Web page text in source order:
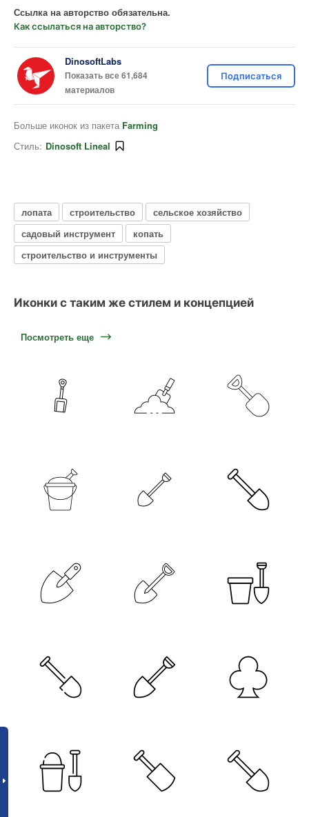
Ссылка на авторство обязательна.
Как ссылаться на авторство?
DinosoftLabs
Показать все 61,684
материалов
Подписаться
Больше иконок из пакета Farming
Стиль: Dinosoft Lineal
лопата строительство
сельское хозяйство
садовый инструмент
копать
строительство и инструменты
Иконки с таким же стилем и концепцией
Посмотреть еще